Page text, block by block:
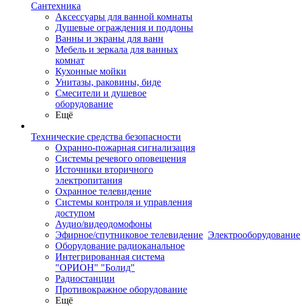
Сантехника
Аксессуары для ванной комнаты
Душевые ограждения и поддоны
Ванны и экраны для ванн
Мебель и зеркала для ванных
комнат
Кухонные мойки
Унитазы, раковины, биде
Смесители и душевое
оборудование
Ещё
Технические средства безопасности
Охранно-пожарная сигнализация
Системы речевого оповещения
Источники вторичного
электропитания
Охранное телевидение
Системы контроля и управления
доступом
Аудио/видеодомофоны
Эфирное/спутниковое телевидение
Оборудование радиоканальное
Интегрированная система
"ОРИОН" "Болид"
Радиостанции
Противокражное оборудование
Ещё
Электрооборудование